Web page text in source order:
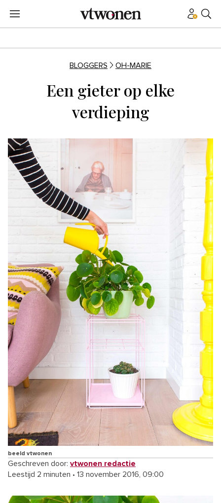
BLOGGERS OH-MARIE
Een gieter op elke
verdieping
beeld vtwonen
Geschreven door: vtwonen redactie
Leestijd 2 minuten • 13 november 2016, 09:00